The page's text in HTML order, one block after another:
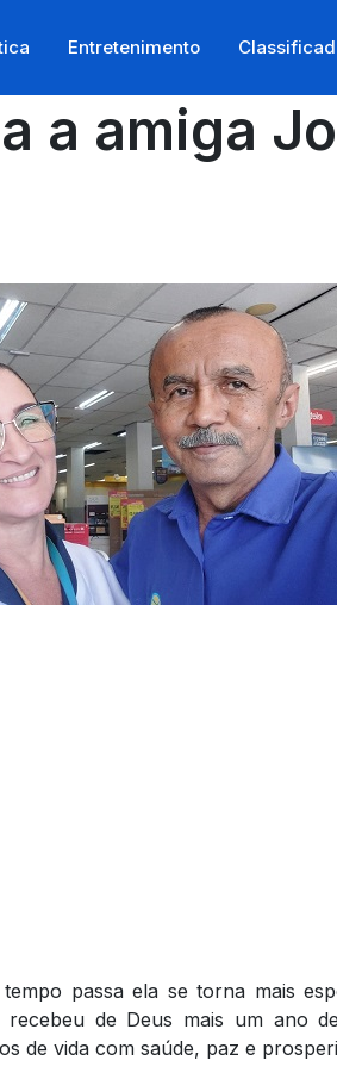
Entretenimento
a amiga
passa ela se torna mais
recebeu de Deus mais um ano
de vida com saúde, paz e